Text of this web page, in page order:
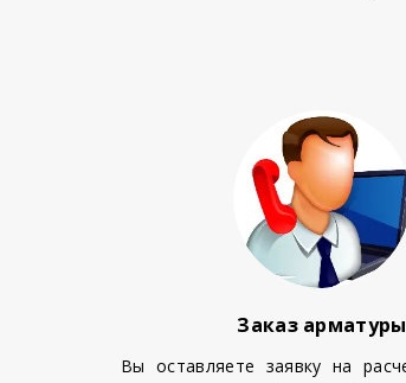
Заказ арматуры
Вы оставляете заявку на